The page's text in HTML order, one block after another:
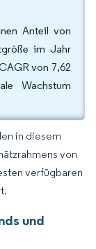
Anteil von
im Jahr
von 7,62
Wachstum
in diesem
von
verfügbaren
und